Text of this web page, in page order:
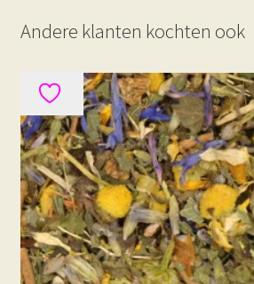
Andere klanten kochten ook